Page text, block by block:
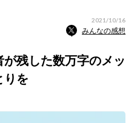
2021/10/16
みんなの感想
残した数万字のメッ
を